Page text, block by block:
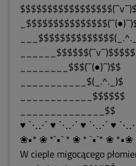
______$$$$$$(¯`v´¯)$$$$$
________$$$(¯`(●)´¯)$$
___________$(_.^._)$
____________$$$$$$
______________$$
♥ ⋱⋰ ♥ ⋱⋰ ♥ ⋱⋰ ♥
❀•* ❀ *`•` * ❀ * `•`* ❀ *•❀
W cieple migocącego